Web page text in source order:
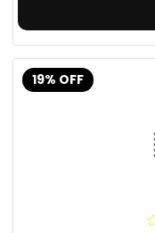
19% OFF